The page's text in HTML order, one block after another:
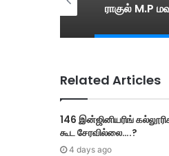
Related Articles
146 இன்ஜினியரிங்
கூட சேரவில்லை….?
4 days ago